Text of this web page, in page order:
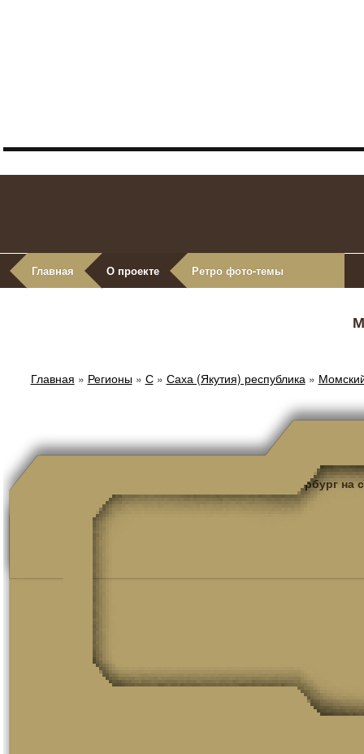
Главная О проекте Ретро фото-темы
Главная » Регионы» С» Саха (Якутия) республика»
Санкт-Петербург